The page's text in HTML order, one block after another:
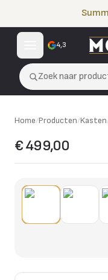
4,3
Zoek naar
Home/Producten/Kasten
€ 499,00